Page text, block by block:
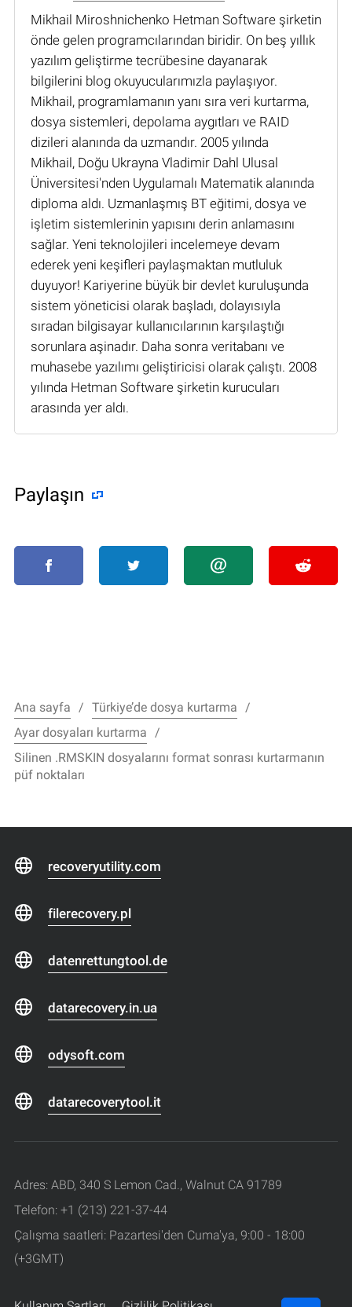
Mikhail Miroshnichenko Hetman Software şirketin
önde gelen programcılarından biridir. On beş yıllık
yazılım geliştirme tecrübesine dayanarak
bilgilerini blog okuyucularımızla paylaşıyor.
Mikhail, programlamanın yanı sıra veri kurtarma,
dosya sistemleri, depolama aygıtları ve RAID
dizileri alanında da uzmandır. 2005 yılında
Mikhail, Doğu Ukrayna Vladimir Dahl Ulusal
Üniversitesi'nden Uygulamalı Matematik alanında
diploma aldı. Uzmanlaşmış BT eğitimi, dosya ve
işletim sistemlerinin yapısını derin anlamasını
sağlar. Yeni teknolojileri incelemeye devam
ederek yeni keşifleri paylaşmaktan mutluluk
duyuyor! Kariyerine büyük bir devlet kuruluşunda
sistem yöneticisi olarak başladı, dolayısıyla
sıradan bilgisayar kullanıcılarının karşılaştığı
sorunlara aşinadır. Daha sonra veritabanı ve
muhasebe yazılımı geliştiricisi olarak çalıştı. 2008
yılında Hetman Software şirketin kurucuları
arasında yer aldı.
Paylaşın
Ana sayfa
Türkiye’de dosya kurtarma
Ayar dosyaları kurtarma
Silinen .RMSKIN dosyalarını format sonrası kurtarmanın
püf noktaları
recoveryutility.com
filerecovery.pl
datenrettungtool.de
datarecovery.in.ua
odysoft.com
datarecoverytool.it
Adres: ABD, 340 S Lemon Cad., Walnut CA 91789
Telefon: +1 (213) 221-37-44
Çalışma saatleri: Pazartesi'den Cuma'ya, 9:00 - 18:00
(+3GMT)